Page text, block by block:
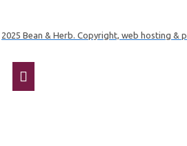
2025 Bean & Herb. Copyright, web hosting &